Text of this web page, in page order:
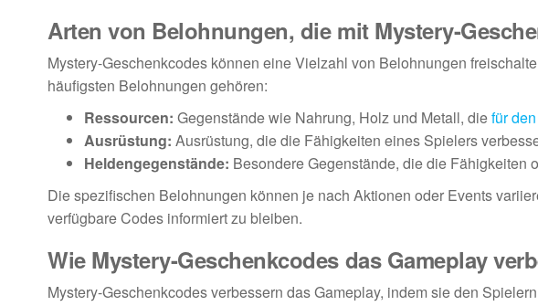
Arten von Belohnungen, die mit Mystery-
Mystery-Geschenkcodes können eine Vielzahl von Belohnungen
häufigsten Belohnungen gehören:
Ressourcen: Gegenstände wie Nahrung, Holz und Metall, diefür den
Ausrüstung: Ausrüstung, die die Fähigkeiten eines Spielers
Heldengegenstände: Besondere Gegenstände, die die Fähigkeiten
Die spezifischen Belohnungen können je nach Aktionen oder Events
verfügbare Codes informiert zu bleiben.
Wie Mystery-Geschenkcodes das Gameplay
Mystery-Geschenkcodes verbessern das Gameplay, indem sie den